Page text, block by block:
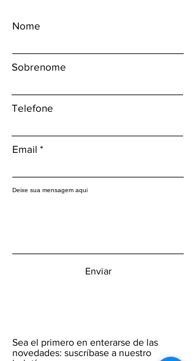
Nome
Sobrenome
Telefone
Email
Deixe sua mensagem aqui
Enviar
Sea el primero en enterarse de las
novedades: suscríbase a nuestro